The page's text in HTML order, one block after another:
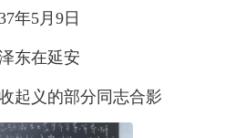
年5月9日
东在延安
起义的部分同志合影